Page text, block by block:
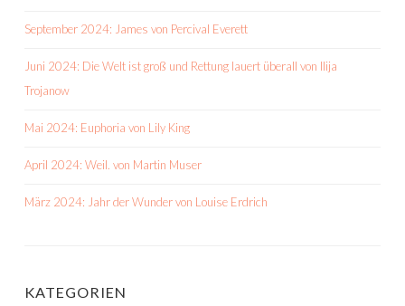
September 2024: James von Percival Everett
Juni 2024: Die Welt ist groß und Rettung lauert überall von Ilija
Trojanow
Mai 2024: Euphoria von Lily King
April 2024: Weil. von Martin Muser
März 2024: Jahr der Wunder von Louise Erdrich
KATEGORIEN